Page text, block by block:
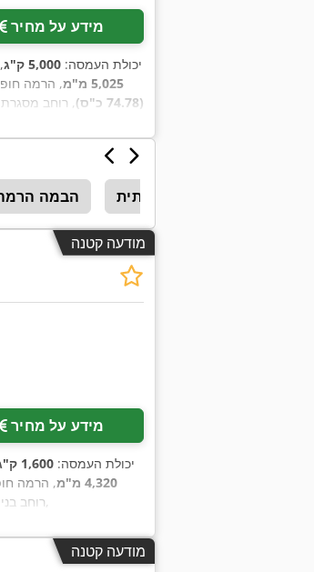
מידע על מחיר
, יכולת העמסה: 5,000 ק"ג
5,025 מ"מ
, הרמה
(74.78 כ"ס)
, רוחב
הבמה מלגזה חזיתית
מודעה קטנה
מידע על מחיר
, יכולת העמסה: 1,600 ק"ג
4,320 מ"מ
, הרמה
, רוחב,
מודעה קטנה